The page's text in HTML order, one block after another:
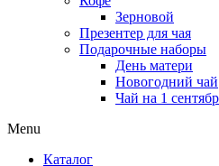
Зерновой
Презентер для чая
Подарочные наборы
День матери
Новогодний чай
Чай на 1
Menu
Каталог